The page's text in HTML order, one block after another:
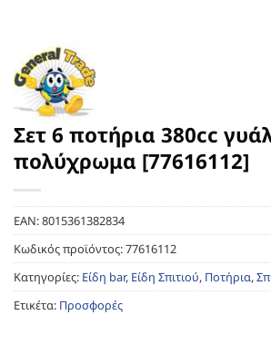
Σετ 6 ποτήρια 380cc
πολύχρωμα [77616112]
EAN:8015361382834
Κωδικός προϊόντος:77616112
Κατηγορίες: Είδη bar, Είδη Σπιτιού, Ποτήρια,
Ετικέτα: Προσφορές